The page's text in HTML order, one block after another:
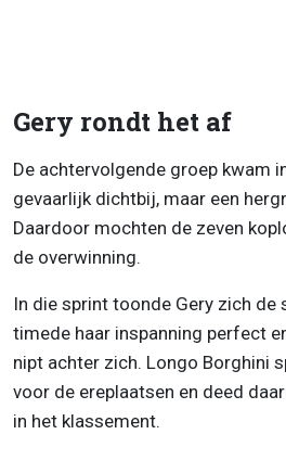
Gery rondt het af
De achtervolgende groep kwam
gevaarlijk dichtbij, maar een
Daardoor mochten de zeven
de overwinning.
In die sprint toonde Gery zich de
timede haar inspanning perfect
nipt achter zich. Longo Borghini
voor de ereplaatsen en deed
in het klassement.